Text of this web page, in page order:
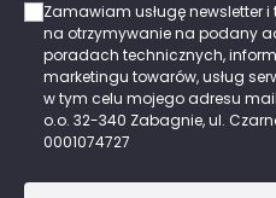
Zamawiam usługę
na otrzymywanie na podany
poradach technicznych,
marketingu towarów, usług
w tym celu mojego adresu
o.o. 32-340 Zabagnie, ul.
0001074727